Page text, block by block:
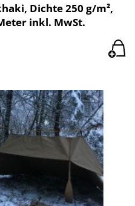
Dichte 250 g/m²,
inkl. MwSt.